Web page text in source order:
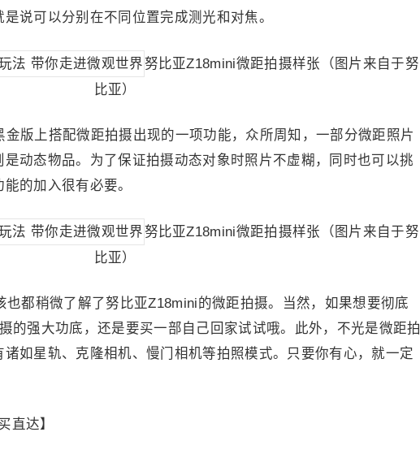
说可以分别在不同位置完成测光和对焦。
努比亚Z18mini微距拍摄样张（图片来自于努
比亚）
版上搭配微距拍摄出现的一项功能，众所周知，一部分微距照片
动态物品。为了保证拍摄动态对象时照片不虚糊，同时也可以挑
的加入很有必要。
努比亚Z18mini微距拍摄样张（图片来自于努
比亚）
都稍微了解了努比亚Z18mini的微距拍摄。当然，如果想要彻底
的强大功底，还是要买一部自己回家试试哦。此外，不光是微距拍
如星轨、克隆相机、慢门相机等拍照模式。只要你有心，就一定
直达】